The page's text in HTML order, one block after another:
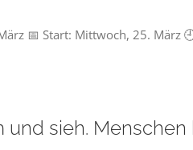
📅 Start: Mittwoch, 25. März
und sieh.